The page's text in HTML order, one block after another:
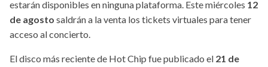
estarán disponibles en ninguna plataforma. Este miércoles 12
de agosto saldrán a la venta los tickets virtuales para tener
acceso al concierto.
El disco más reciente de Hot Chip fue publicado el 21 de